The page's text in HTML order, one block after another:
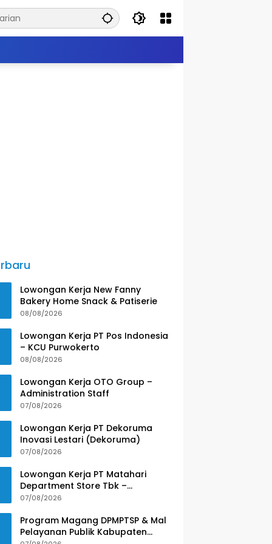
Lowongan Kerja New Fanny
Bakery Home Snack & Patiserie
08/08/2026
Lowongan Kerja PT Pos Indonesia
– KCU Purwokerto
08/08/2026
Lowongan Kerja OTO Group –
Administration Staff
07/08/2026
Lowongan Kerja PT Dekoruma
Inovasi Lestari (Dekoruma)
07/08/2026
Lowongan Kerja PT Matahari
Department Store Tbk –
Purwokerto
07/08/2026
Program Magang DPMPTSP & Mal
Pelayanan Publik Kabupaten